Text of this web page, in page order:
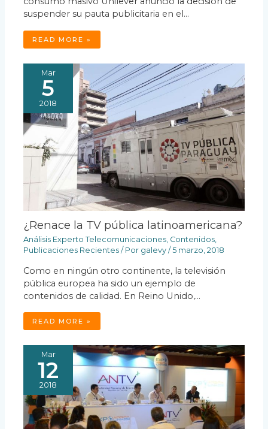
suspender su pauta publicitaria en el…
READ MORE »
Mar
5
2018
¿Renace la TV pública latinoamericana?
Análisis Experto Telecomunicaciones, Contenidos,
Publicaciones Recientes / Por galevy/5 marzo, 2018
Como en ningún otro continente, la televisión
pública europea ha sido un ejemplo de
contenidos de calidad. En Reino Unido,…
READ MORE »
Mar
12
2018